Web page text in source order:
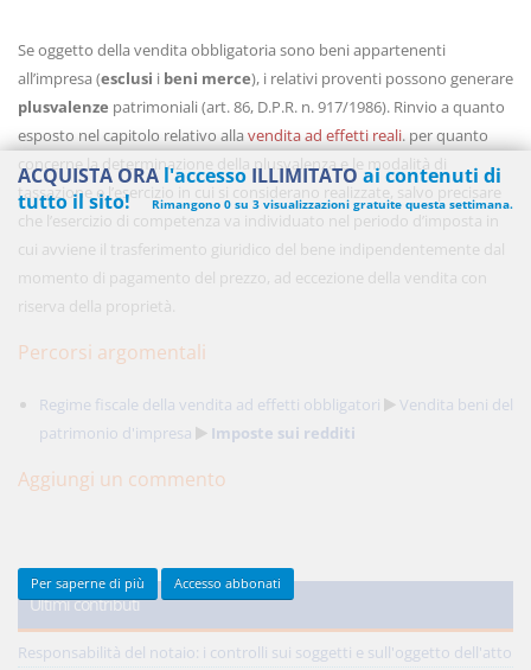
Se oggetto della vendita obbligatoria sono beni appartenenti
all’impresa (esclusi i beni merce), i relativi proventi possono generare
plusvalenze patrimoniali (art. 86, D.P.R. n. 917/1986). Rinvio a quanto
esposto nel capitolo relativo allavendita ad effetti reali. per quanto
concerne la determinazione della plusvalenza e le modalità di
tassazione e l’esercizio in cui si considerano realizzate, salvo precisare
che l’esercizio di competenza va individuato nel periodo d’imposta in
cui avviene il trasferimento giuridico del bene indipendentemente dal
momento di pagamento del prezzo, ad eccezione della vendita con
riserva della proprietà.
Percorsi argomentali
Regime fiscale della vendita ad effetti obbligatori
Vendita beni del
patrimonio d'impresa
Imposte sui redditi
Aggiungi un commento
Ultimi contributi
Responsabilità del notaio: i controlli sui soggetti e sull'oggetto dell'atto
ACQUISTA ORAl'accessoILLIMITATOai contenuti di
tutto il sito!
Rimangono 0 su 3 visualizzazioni gratuite questa settimana.
48,00 €
Per saperne di più Accesso abbonati